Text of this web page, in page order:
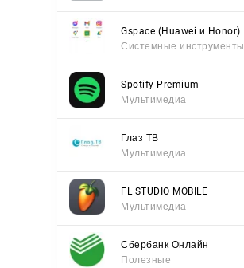
Gspace (Huawei и Honor)
Системные инструменты
Spotify Premium
Мультимедиа
Глаз ТВ
Мультимедиа
FL STUDIO MOBILE
Мультимедиа
Сбербанк Онлайн
Полезные